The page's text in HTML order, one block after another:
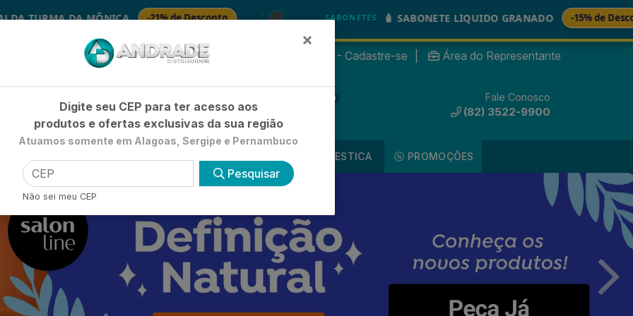
MÔNICA -21% de Desconto 🚚 SABONETES 🧴 SABONETE LIQUIDO GRANADO -15% de Desconto 🚚
Já é cliente? - Entrar Não é cliente? - Cadastre-se Área do Representante
0 Fale Conosco
(82) 3522-9900
UTILIDADE DOMESTICA PROMOÇÕES
×
Digite seu CEP para ter acesso aos
produtos e ofertas exclusivas da sua região
Atuamos somente em Alagoas, Sergipe e Pernambuco
Pesquisar
Não sei meu CEP